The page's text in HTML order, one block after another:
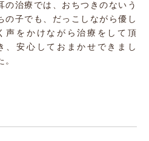
の治療では、おちつきのないう
の子でも、だっこしながら優し
声をかけながら治療をして頂
、安心しておまかせできまし
。